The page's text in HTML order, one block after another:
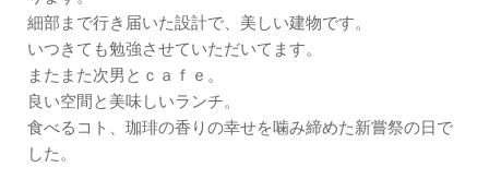
細部まで行き届いた設計で、美しい建物です。
いつきても勉強させていただいてます。
またまた次男とｃａｆｅ。
良い空間と美味しいランチ。
食べるコト、珈琲の香りの幸せを噛み締めた新嘗祭の日で
した。